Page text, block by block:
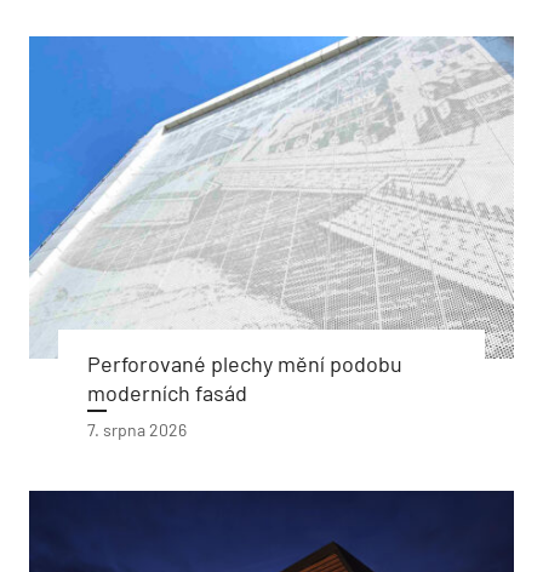
Perforované plechy mění podobu
moderních fasád
7. srpna 2026